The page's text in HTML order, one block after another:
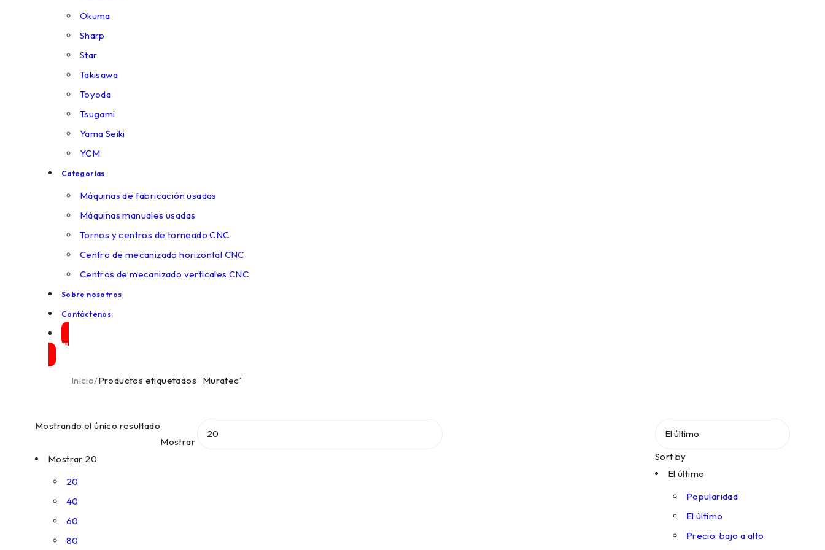
Okuma
Sharp
Star
Takisawa
Toyoda
Tsugami
Yama Seiki
YCM
Categorías
Máquinas de fabricación usadas
Máquinas manuales usadas
Tornos y centros de torneado CNC
Centro de mecanizado horizontal CNC
Centros de mecanizado verticales CNC
Sobre nosotros
Contáctenos
Maquinas en venta
Inicio/Productos etiquetados “Muratec”
Mostrando el único resultado
Sort by
El último
Popularidad
El último
Precio: bajo a alto
Mostrar
Mostrar 20
20
40
60
80